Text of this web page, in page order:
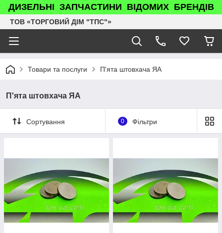
ДИЗЕЛЬНІ ЗАПЧАСТИНИ ВІДОМИХ БРЕНДІВ
ТОВ «ТОРГОВИЙ ДІМ "ТПС"»
Товари та послуги П'ята штовхача ЯА
П'ята штовхача ЯА
Сортування 0 Фільтри